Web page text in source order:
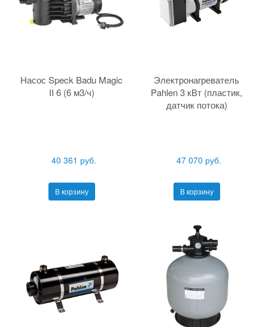
Насос Speck Badu Magic
II 6 (6 м3/ч)
40 361 руб.
В корзину
Электронагреватель
Pahlen 3 кВт (пластик,
датчик потока)
47 070 руб.
В корзину